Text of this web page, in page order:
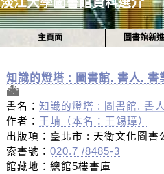
主頁面 圖書館新
知識的燈塔 : 圖書館. 書人. 書
書名： 知識的燈塔 : 圖書館. 書
作者： 王岫（本名：王錫璋）
出版項：臺北市 : 天衛文化圖書
索書號： 020.7 /8485-3
館藏地：總館5樓書庫